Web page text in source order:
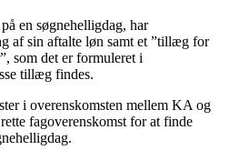
en søgnehelligdag, har
af sin aftalte løn samt et ”tillæg for
som det er formuleret i
tillæg findes.
i overenskomsten mellem KA og
fagoverenskomst for at finde